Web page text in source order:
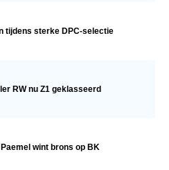
tijdens sterke DPC-selectie
RW nu Z1 geklasseerd
wint brons op BK